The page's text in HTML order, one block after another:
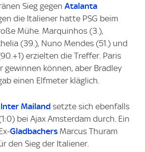
Sieg gegen Atalanta
die Italiener hatte PSG beim
Mühe. Marquinhos (3.),
(39.), Nuno Mendes (51.) und
erzielten die Treffer. Paris
können, aber Bradley
einen Elfmeter kläglich.
Inter Mailand setzte sich ebenfalls
bei Ajax Amsterdam durch. Ein
Gladbachers Marcus Thuram
den Sieg der Italiener.